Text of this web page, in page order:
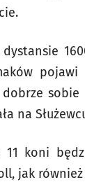
pojawi
sobie
na
koni
jak